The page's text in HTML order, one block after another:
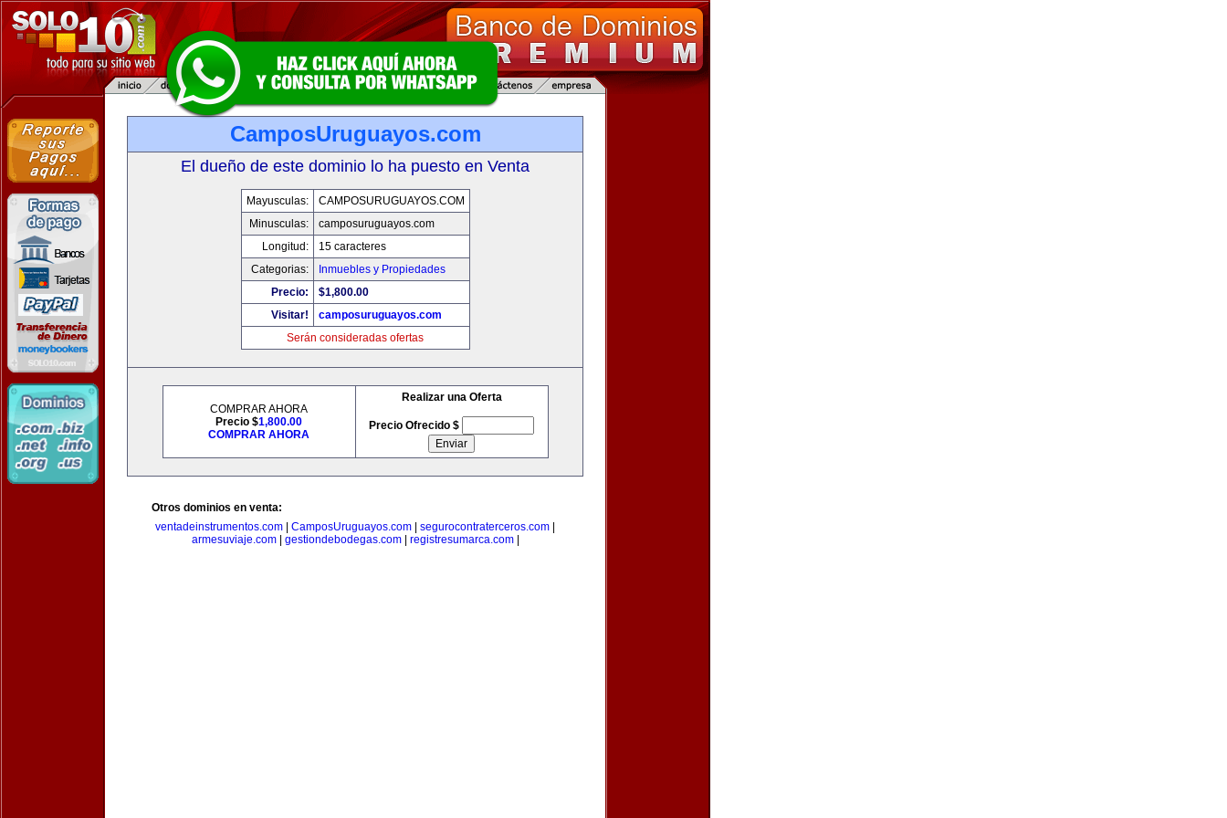
CamposUruguayos.com
El dueño de este dominio lo ha puesto en Venta
Mayusculas:
CAMPOSURUGUAYOS.COM
Minusculas:
camposuruguayos.com
Longitud:
15 caracteres
Categorias:
Inmuebles y Propiedades
Precio:
$1,800.00
Visitar!
camposuruguayos.com
Serán consideradas ofertas
COMPRAR AHORA
Precio $1,800.00
COMPRAR AHORA
Realizar una Oferta
Precio Ofrecido $
Otros dominios en venta:
ventadeinstrumentos.com
CamposUruguayos.com segurocontraterceros.com
armesuviaje.com| gestiondebodegas.com| registresumarca.com|